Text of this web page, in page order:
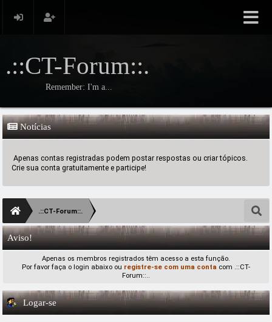
.::CT-Forum::.
Remember: I'm a...
Notícias
Apenas contas registradas podem postar respostas ou criar tópicos.
Crie sua conta gratuitamente e participe!
.::CT-Forum::.
Aviso!
Apenas os membros registrados têm acesso a esta função.
Por favor faça o login abaixo ou registre-se com uma conta com .::CT-
Forum::..
Logar-se